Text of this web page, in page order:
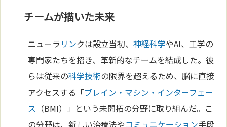
チームが描いた未来
ニューラ リンクは設立当初、神経科学やAI、工学の
専門家たちを招き、革新的なチームを結成した。彼
らは従来の科学技術の限界を超えるため、脳に直接
アクセスする「ブレイン・マシン・インターフェー
ス （BMI）」という未開拓の分野に取り組んだ。こ